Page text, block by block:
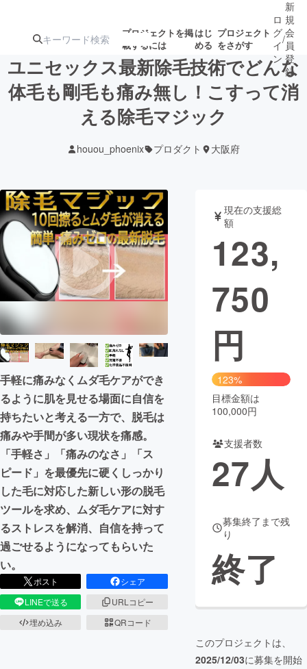
プロジェクトを掲
載するには
はじ
める
プロジェクト
をさがす
注目のリ 注目の新着プロ募集終了が近いプ
テクノロジー・ガジェット
映像・映画 書籍・雑誌
ビジネス・起業 チャレンジ
まちづくり・地域活性化
CAMPFIRE for Social Good
CAMPFIRE Creation
CAMPFIREふるさと納税machi-ya コミュニティ
ロ
グ
イ
ン
/
新
規
会
員
登
録
ユニセックス最新除毛技術でどんな
体毛も剛毛も痛み無し！こすって消
える除毛マジック
houou_phoenix プロダクト 大阪府
手軽に痛みなくムダ毛ケアができ
るように肌を見せる場面に自信を
持ちたいと考える一方で、脱毛は
痛みや手間が多い現状を痛感。
「手軽さ」「痛みのなさ」「ス
ピード」を最優先に硬くしっかり
した毛に対応した新しい形の脱毛
ツールを求め、ムダ毛ケアに対す
るストレスを解消、自信を持って
過ごせるようになってもらいた
い。
ポスト
シェア
LINEで送る
URLコピー
埋め込み
QRコード
現在の支援総
額
123,
750
円
123%
目標金額は
100,000円
支援者数
27人
募集終了まで残
り
終了
このプロジェクトは、
2025/12/03に募集を開始